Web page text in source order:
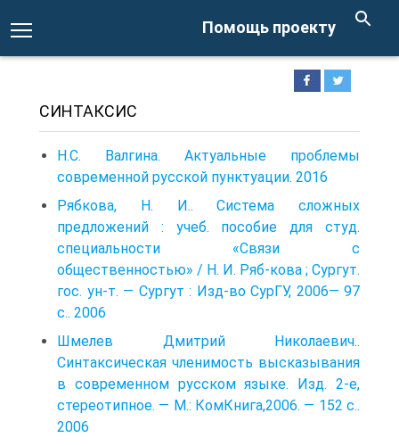
Помощь проекту
СИНТАКСИС
Н.С. Валгина. Актуальные проблемы
современной русской пунктуации. 2016
Рябкова, Н. И.. Система сложных
предложений : учеб. пособие для студ.
специальности «Связи с
общественностью» / Н. И. Ряб-кова ; Сургут.
гос. ун-т. — Сургут : Изд-во СурГУ, 2006— 97
с.. 2006
Шмелев Дмитрий Николаевич..
Синтаксическая членимость высказывания
в современном русском языке. Изд. 2-е,
стереотипное. — М.: КомКнига,2006. — 152 с..
2006